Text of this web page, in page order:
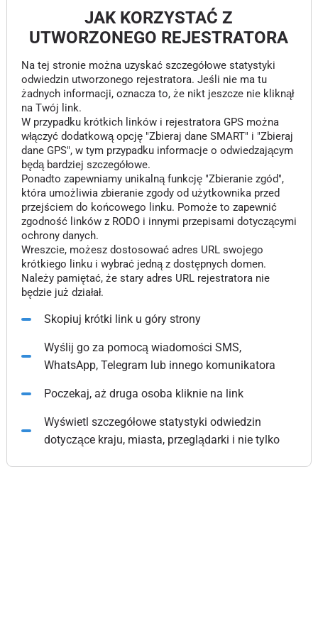
JAK KORZYSTAĆ Z
UTWORZONEGO REJESTRATORA
Na tej stronie można uzyskać szczegółowe statystyki
odwiedzin utworzonego rejestratora. Jeśli nie ma tu
żadnych informacji, oznacza to, że nikt jeszcze nie kliknął
na Twój link.
W przypadku krótkich linków i rejestratora GPS można
włączyć dodatkową opcję "Zbieraj dane SMART" i "Zbieraj
dane GPS", w tym przypadku informacje o odwiedzającym
będą bardziej szczegółowe.
Ponadto zapewniamy unikalną funkcję "Zbieranie zgód",
która umożliwia zbieranie zgody od użytkownika przed
przejściem do końcowego linku. Pomoże to zapewnić
zgodność linków z RODO i innymi przepisami dotyczącymi
ochrony danych.
Wreszcie, możesz dostosować adres URL swojego
krótkiego linku i wybrać jedną z dostępnych domen.
Należy pamiętać, że stary adres URL rejestratora nie
będzie już działał.
Skopiuj krótki link u góry strony
Wyślij go za pomocą wiadomości SMS,
WhatsApp, Telegram lub innego komunikatora
Poczekaj, aż druga osoba kliknie na link
Wyświetl szczegółowe statystyki odwiedzin
dotyczące kraju, miasta, przeglądarki i nie tylko